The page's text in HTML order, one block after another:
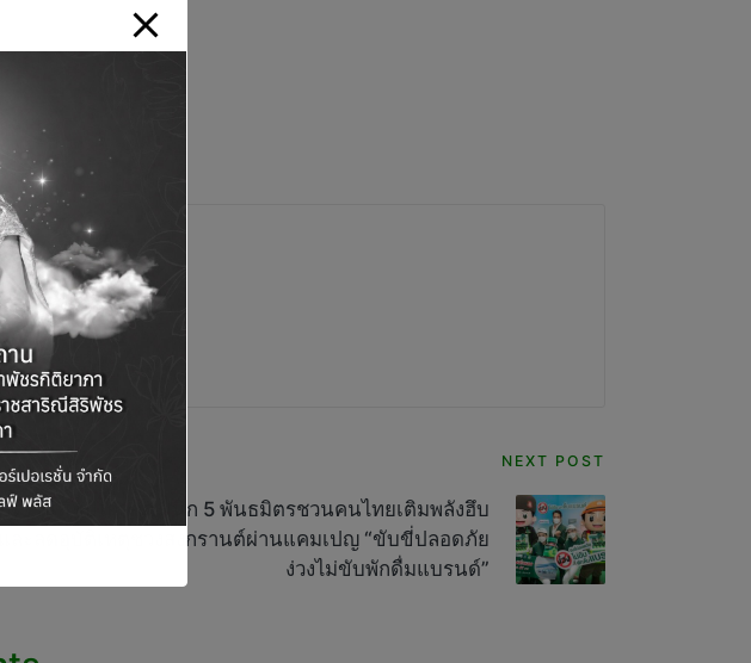
NEXT POST
แบรนด์ซุปไก่สกัด ผนึก 5 พันธมิตรชวนคนไทยเติมพลังฮึบ
และลดอุบัติเหตุช่วงสงกรานต์ผ่านแคมเปญ “ขับขี่ปลอดภัย
ง่วงไม่ขับพักดื่มแบรนด์”